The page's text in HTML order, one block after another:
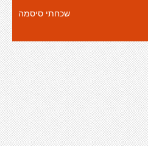
שכחתי סיסמה